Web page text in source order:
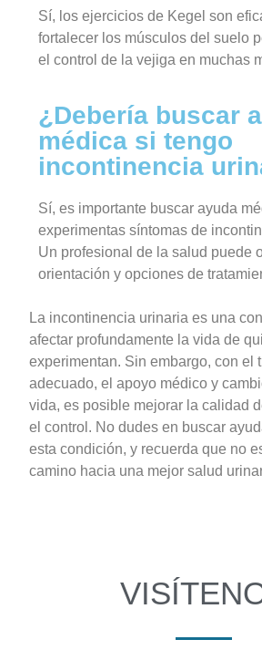
Sí, los ejercicios de Kegel son
fortalecer los músculos del suelo
el control de la vejiga en muchas
¿Debería buscar
médica si tengo
incontinencia
Sí, es importante buscar ayuda
experimentas síntomas de
Un profesional de la salud puede
orientación y opciones de
La incontinencia urinaria es una
afectar profundamente la vida de
experimentan. Sin embargo, con el
adecuado, el apoyo médico y
vida, es posible mejorar la calidad
el control. No dudes en buscar
esta condición, y recuerda que no
camino hacia una mejor salud